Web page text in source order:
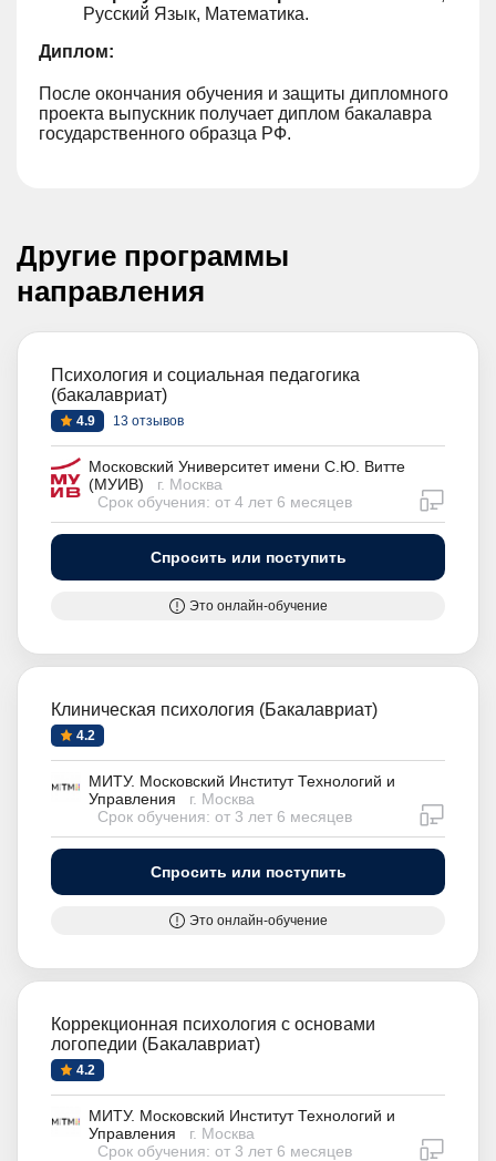
Русский Язык, Математика.
Диплом:
После окончания обучения и защиты дипломного
проекта выпускник получает диплом бакалавра
государственного образца РФ.
Другие программы
направления
Психология и социальная педагогика
(бакалавриат)
4.9 13 отзывов
Московский Университет имени С.Ю. Витте
(МУИВ)
г. Москва
Срок обучения: от 4 лет 6 месяцев
Спросить или поступить
Это онлайн-обучение
Клиническая психология (Бакалавриат)
4.2
МИТУ. Московский Институт Технологий и
Управления
г. Москва
Срок обучения: от 3 лет 6 месяцев
Спросить или поступить
Это онлайн-обучение
Коррекционная психология с основами
логопедии (Бакалавриат)
4.2
МИТУ. Московский Институт Технологий и
Управления
г. Москва
Срок обучения: от 3 лет 6 месяцев